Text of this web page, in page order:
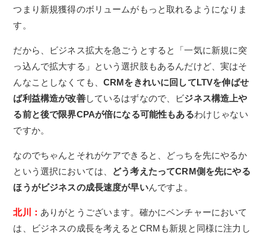
つまり新規獲得のボリュームがもっと取れるようになりま
す。
だから、ビジネス拡大を急ごうとすると「一気に新規に突
っ込んで拡大する」という選択肢もあるんだけど、実はそ
んなことしなくても、CRMをきれいに回してLTVを伸ばせ
ば利益構造が改善しているはずなので、ビジネス構造上や
る前と後で限界CPAが倍になる可能性もあるわけじゃない
ですか。
なのでちゃんとそれがケアできると、どっちを先にやるか
という選択においては、
どう考えたってCRM側を先にやる
ほうがビジネスの成長速度が早いんですよ。
北川： ありがとうございます。確かにベンチャーにおいて
は、ビジネスの成長を考えるとCRMも新規と同様に注力し